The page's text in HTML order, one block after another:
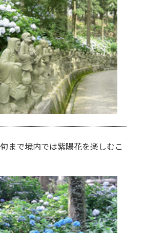
まで境内では紫陽花を楽しむこ